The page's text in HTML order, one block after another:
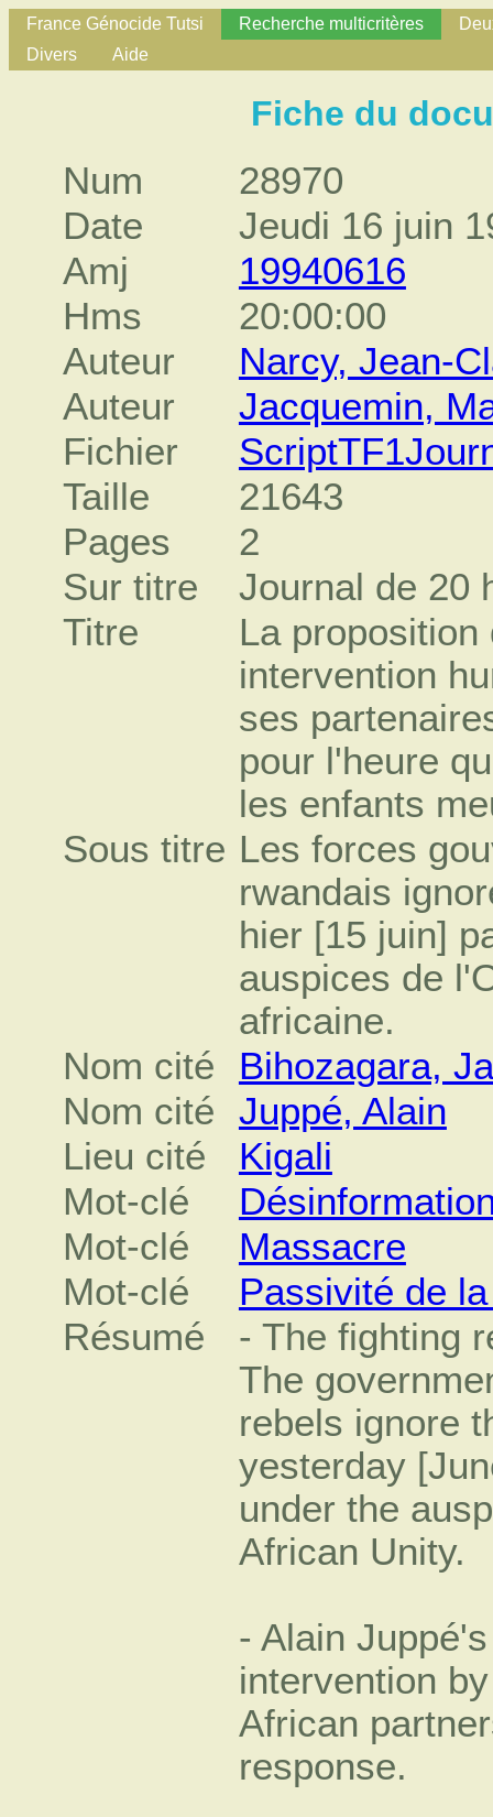
France Génocide Tutsi Recherche multicritères
Divers
Aide
Fiche du
Num
28970
Date
Jeudi 16 juin
Amj
19940616
Hms
20:00:00
Auteur
Narcy, Jean-
Auteur
Jacquemin,
Fichier
Taille
21643
Pages
2
Sur titre
Journal de 20
Titre
La
intervention
ses
pour l'heure
les enfants
Sous titre Les forces
rwandais
hier [15 juin]
auspices de
africaine.
Nom cité
Bihozagara,
Nom cité
Juppé, Alain
Lieu cité
Kigali
Mot-clé
Mot-clé
Massacre
Mot-clé
Passivité de
Résumé
- The fighting
The
rebels ignore
yesterday
under the
African Unity.
- Alain
intervention
African
response.